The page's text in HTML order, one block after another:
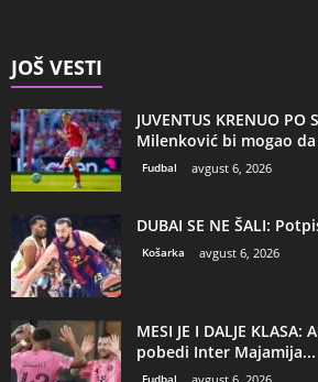
JOŠ VESTI
JUVENTUS KRENUO PO
Milenković bi mogao
Fudbal avgust 6, 2026
DUBAI SE NE ŠALI:
Košarka avgust 6, 2026
MESI JE I DALJE
pobedi Inter Majamija...
Fudbal